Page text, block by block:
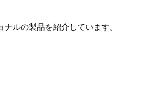
ルの製品を紹介しています。